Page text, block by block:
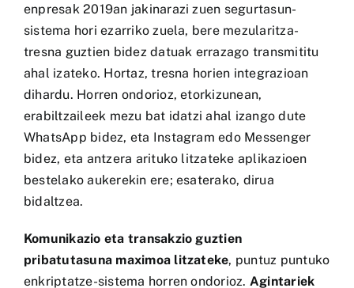
enpresak 2019an jakinarazi zuen segurtasun-
sistema hori ezarriko zuela, bere mezularitza-
tresna guztien bidez datuak errazago transmititu
ahal izateko. Hortaz, tresna horien integrazioan
dihardu. Horren ondorioz, etorkizunean,
erabiltzaileek mezu bat idatzi ahal izango dute
WhatsApp bidez, eta Instagram edo Messenger
bidez, eta antzera arituko litzateke aplikazioen
bestelako aukerekin ere; esaterako, dirua
bidaltzea.
Komunikazio eta transakzio guztien
pribatutasuna maximoa litzateke, puntuz puntuko
enkriptatze-sistema horren ondorioz. Agintariek